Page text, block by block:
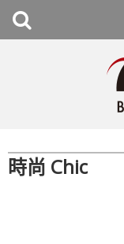
時尚 Chic